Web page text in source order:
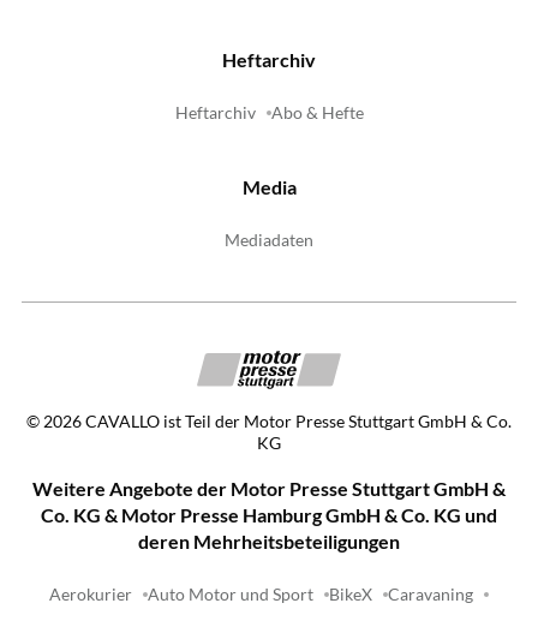
Heftarchiv
Heftarchiv Abo & Hefte
Media
Mediadaten
© 2026CAVALLO ist Teil der Motor Presse Stuttgart GmbH & Co.
KG
Weitere Angebote der Motor Presse Stuttgart GmbH &
Co. KG & Motor Presse Hamburg GmbH & Co. KG und
deren Mehrheitsbeteiligungen
Aerokurier Auto Motor und Sport BikeX Caravaning